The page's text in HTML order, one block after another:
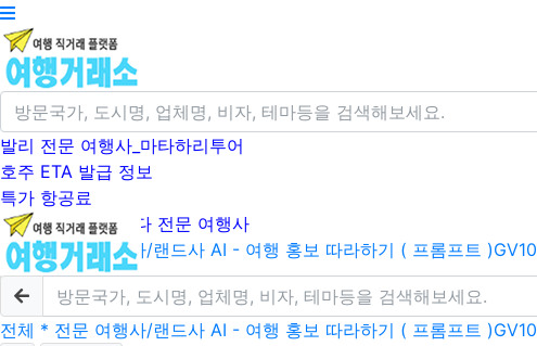
발리 전문 여행사_마타하리투어
호주 ETA 발급 정보
특가 항공료
크루즈/미국/캐나다 전문 여행사
전체 * 전문 여행사/랜드사 AI - 여행 홍보 따라하기 ( 프롬프트 )GV10
로그인
전체 * 전문 여행사/랜드사 AI - 여행 홍보 따라하기 ( 프롬프트 )GV10